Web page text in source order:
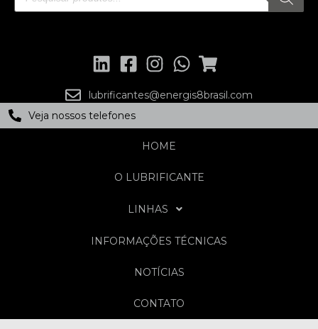
lubrificantes@energis8brasil.com
Veja nossos telefones
HOME
O LUBRIFICANTE
LINHAS
INFORMAÇÕES TÉCNICAS
NOTÍCIAS
CONTATO